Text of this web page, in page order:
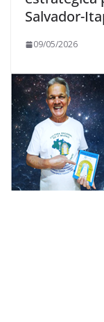
Salvador-
09/05/2026